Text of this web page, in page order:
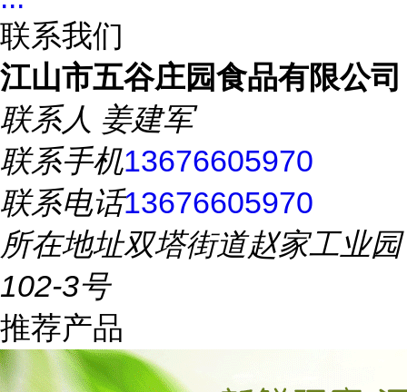
联系我们
江山市五谷庄园食品有限公司
联系人 姜建军
联系手机13676605970
联系电话13676605970
所在地址双塔街道赵家工业园
102-3号
推荐产品